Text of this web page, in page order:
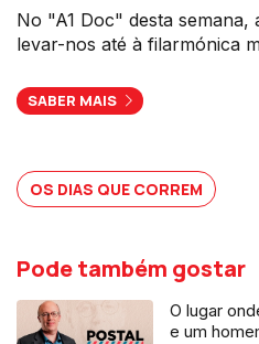
No "A1 Doc" desta
levar-nos até à filarmónica
SABER MAIS
OS DIAS QUE CORREM
Pode também gostar
O lugar
e um